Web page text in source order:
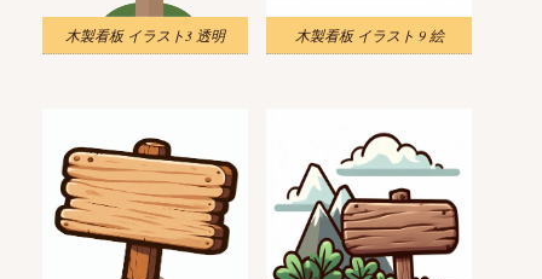
木製看板 イラスト3 透明 木製看板 イラスト 9 絵